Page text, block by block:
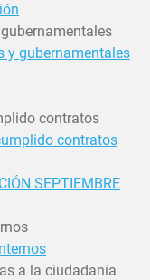
y gubernamentales
contratos
contratos
SEPTIEMBRE
a la ciudadanía